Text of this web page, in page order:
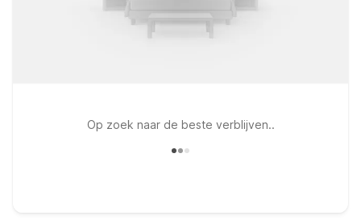
Op zoek naar de beste verblijven..